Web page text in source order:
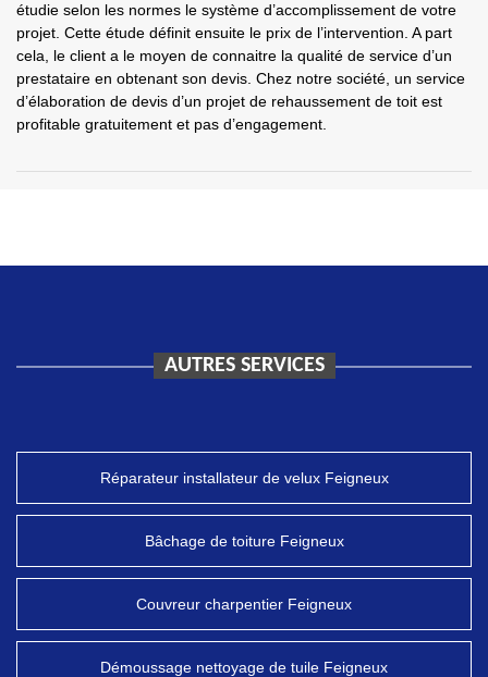
étudie selon les normes le système d’accomplissement de votre
projet. Cette étude définit ensuite le prix de l’intervention. A part
cela, le client a le moyen de connaitre la qualité de service d’un
prestataire en obtenant son devis. Chez notre société, un service
d’élaboration de devis d’un projet de rehaussement de toit est
profitable gratuitement et pas d’engagement.
AUTRES SERVICES
Réparateur installateur de velux Feigneux
Bâchage de toiture Feigneux
Couvreur charpentier Feigneux
Démoussage nettoyage de tuile Feigneux